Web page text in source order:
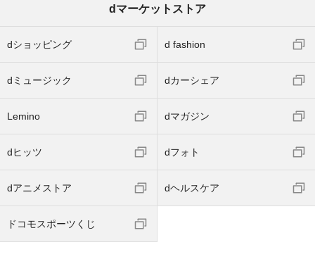
dマーケットストア
dショッピング d fashion
dミュージック dカーシェア
Lemino dマガジン
dヒッツ dフォト
dアニメストア dヘルスケア
ドコモスポーツくじ